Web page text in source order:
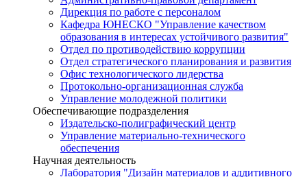
Дирекция по работе с персоналом
Кафедра ЮНЕСКО "Управление качеством
образования в интересах устойчивого развития"
Отдел по противодействию коррупции
Отдел стратегического планирования и развития
Офис технологического лидерства
Протокольно-организационная служба
Управление молодежной политики
Обеспечивающие подразделения
Издательско-полиграфический центр
Управление материально-технического
обеспечения
Научная деятельность
Лаборатория "Дизайн материалов и аддитивного